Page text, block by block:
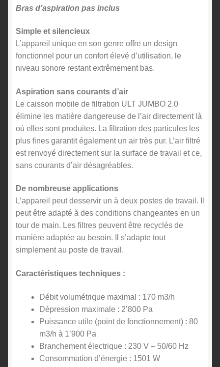
Bras d’aspiration pas inclus
Simple et silencieux
L’appareil unique en son genre offre un design
fonctionnel pour un confort élevé d’utilisation, le
niveau sonore restant extrêmement bas.
Aspiration sans courants d’air
Le caisson mobile de filtration ULT JUMBO 2.0
élimine les matière dangereuse de l’air directement là
où elles sont produites. La filtration des particules les
plus fines garantit également un air très pur. L’air filtré
est renvoyé directement sur la surface de travail et ce,
sans courants d’air désagréables.
De nombreuse applications
L’appareil peut desservir un à deux postes de travail. Il
peut être adapté à des conditions changeantes en un
tour de main. Les filtres peuvent être recyclés de
manière adaptée au besoin. Il s’adapte tout
simplement au poste de travail.
Caractéristiques techniques :
Débit volumétrique maximal : 170 m3/h
Dépression maximale : 2’800 Pa
Puissance utile (point de fonctionnement) : 80
m3/h à 1’900 Pa
Branchement électrique : 230 V – 50/60 Hz
Consommation d’énergie : 1501 W